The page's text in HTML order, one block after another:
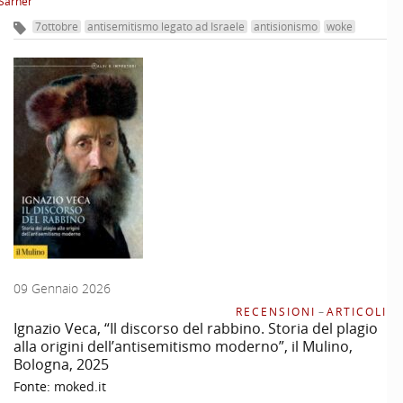
7ottobre antisemitismo legato ad Israele antisionismo woke
09 Gennaio 2026
RECENSIONI –ARTICOLI
Ignazio Veca, “Il discorso del rabbino. Storia del plagio
alla origini dell’antisemitismo moderno”, il Mulino,
Bologna, 2025
Fonte: moked.it